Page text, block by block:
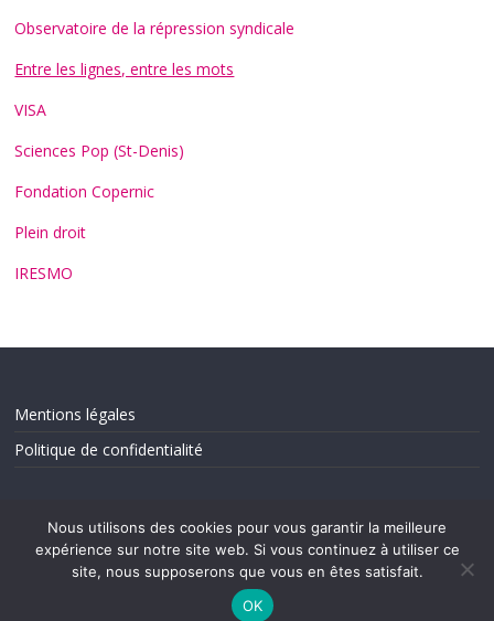
Observatoire de la répression syndicale
Entre les lignes, entre les mots
VISA
Sciences Pop (St-Denis)
Fondation Copernic
Plein droit
IRESMO
Mentions légales
Politique de confidentialité
Nous utilisons des cookies pour vous garantir la meilleure
expérience sur notre site web. Si vous continuez à utiliser ce
site, nous supposerons que vous en êtes satisfait.
OK